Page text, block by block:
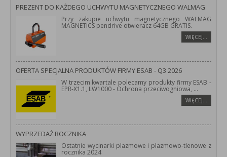
PREZENT DO KAŻDEGO UCHWYTU MAGNETYCZNEGO WALMAG
Przy zakupie uchwytu magnetycznego WALMAG
MAGNETICS pendrive otwieracz 64GB GRATIS.
WIĘCEJ…
OFERTA SPECJALNA PRODUKTÓW FIRMY ESAB - Q3 2026
W trzecim kwartale polecamy produkty firmy ESAB -
EPR-X1.1, LW1000 - Ochrona przeciwogniowa, ...
WIĘCEJ…
WYPRZEDAŻ ROCZNIKA
Ostatnie wycinarki plazmowe i plazmowo-tlenowe z
rocznika 2024